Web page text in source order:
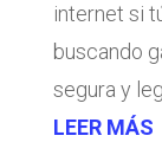
internet si
buscando
segura y
LEER MÁS